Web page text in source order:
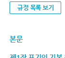
규정 목록 보기
본문